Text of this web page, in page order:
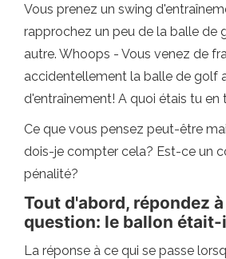
Vous prenez un swing
rapprochez un peu de la balle de
autre. Whoops - Vous venez de
accidentellement la balle de golf
d'entraînement! A quoi étais tu en
Ce que vous pensez peut-être
dois-je compter cela? Est-ce un
pénalité?
Tout d'abord, répondez
question: le ballon était-
La réponse à ce qui se passe